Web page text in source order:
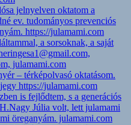
jelnyelven oktatom a
ev. tudományos prevenciós
https://julamami.com
a sorsoknak, a saját
julamami.com
– térképolvasó oktatásom.
https://julamami.com
is fejlődtem, s a generációs
Júlia volt, lett julamami
öreganyám. julamami.com